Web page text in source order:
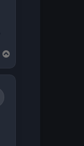
a
u
Citation